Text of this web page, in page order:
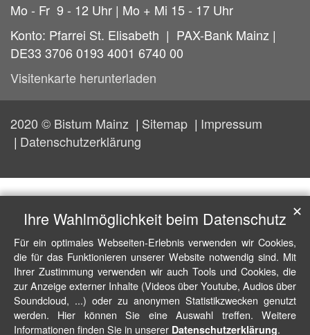
Mo - Fr 9 - 12 Uhr | Mo + Mi 15 - 17 Uhr
Konto: Pfarrei St. Elisabeth | PAX-Bank Mainz |
DE33 3706 0193 4001 6740 00
Visitenkarte herunterladen
2020 © Bistum Mainz Sitemap
Impressum
Datenschutzerklärung
Ihre Wahlmöglichkeit beim Datenschutz
Für ein optimales Webseiten-Erlebnis verwenden wir Cookies,
die für das Funktionieren unserer Website notwendig sind. Mit
Ihrer Zustimmung verwenden wir auch Tools und Cookies, die
zur Anzeige externer Inhalte (Videos über Youtube, Audios über
Soundcloud, ...) oder zu anonymen Statistikzwecken genutzt
werden. Hier können Sie eine Auswahl treffen. Weitere
Informationen finden Sie in unserer Datenschutzerklärung.
✕